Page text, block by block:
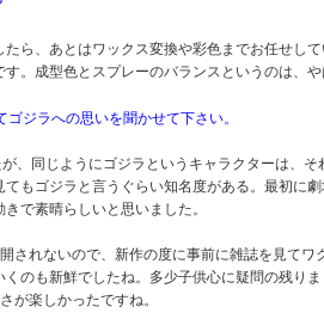
たら、あとはワックス変換や彩色までお任せし
。成型色とスプレーのバランスというのは、
ジラへの思いを聞かせて下さい。
、同じようにゴジラというキャラクターは、
もゴジラと言うぐらい知名度がある。最初に
で素晴らしいと思いました。
されないので、新作の度に事前に雑誌を見てワ
のも新鮮でしたね。多少子供心に疑問の残り
が楽しかったですね。